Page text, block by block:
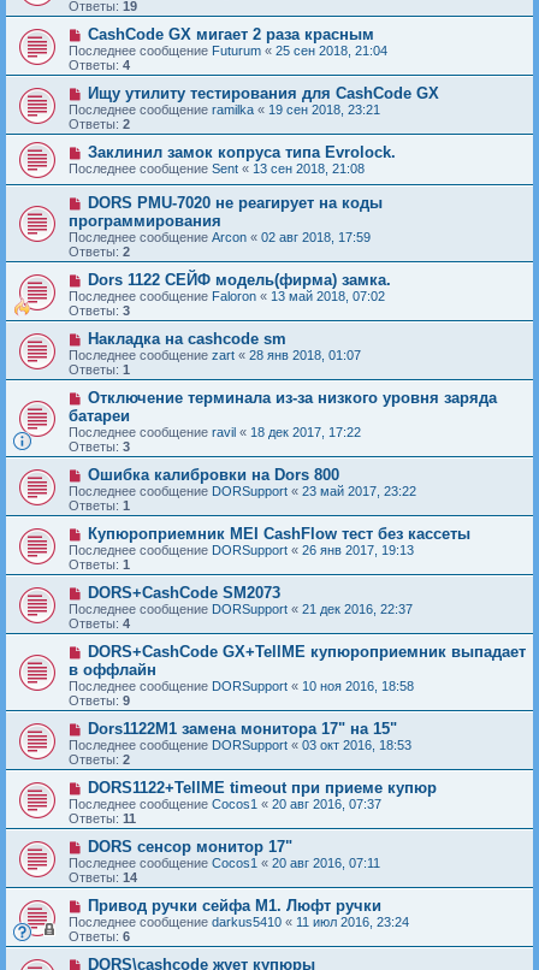
Ответы: 19
CashCode GX мигает 2 раза красным
Последнее сообщение Futurum « 25 сен 2018, 21:04
Ответы: 4
Ищу утилиту тестирования для CashCode GX
Последнее сообщение ramilka « 19 сен 2018, 23:21
Ответы: 2
Заклинил замок копруса типа Evrolock.
Последнее сообщение Sent « 13 сен 2018, 21:08
DORS PMU-7020 не реагирует на коды
программирования
Последнее сообщение Arcon « 02 авг 2018, 17:59
Ответы: 2
Dors 1122 СЕЙФ модель(фирма) замка.
Последнее сообщение Faloron « 13 май 2018, 07:02
Ответы: 3
Накладка на cashcode sm
Последнее сообщение zart « 28 янв 2018, 01:07
Ответы: 1
Отключение терминала из-за низкого уровня заряда
батареи
Последнее сообщение ravil « 18 дек 2017, 17:22
Ответы: 3
Ошибка калибровки на Dors 800
Последнее сообщение DORSupport « 23 май 2017, 23:22
Ответы: 1
Купюроприемник MEI CashFlow тест без кассеты
Последнее сообщение DORSupport « 26 янв 2017, 19:13
Ответы: 1
DORS+CashCode SM2073
Последнее сообщение DORSupport « 21 дек 2016, 22:37
Ответы: 4
DORS+CashCode GX+TellME купюроприемник выпадает
в оффлайн
Последнее сообщение DORSupport « 10 ноя 2016, 18:58
Ответы: 9
Dors1122M1 замена монитора 17" на 15"
Последнее сообщение DORSupport « 03 окт 2016, 18:53
Ответы: 2
DORS1122+TellME timeout при приеме купюр
Последнее сообщение Cocos1 « 20 авг 2016, 07:37
Ответы: 11
DORS сенсор монитор 17"
Последнее сообщение Cocos1 « 20 авг 2016, 07:11
Ответы: 14
Привод ручки сейфа М1. Люфт ручки
Последнее сообщение darkus5410 « 11 июл 2016, 23:24
Ответы: 6
DORS\cashcode жует купюры